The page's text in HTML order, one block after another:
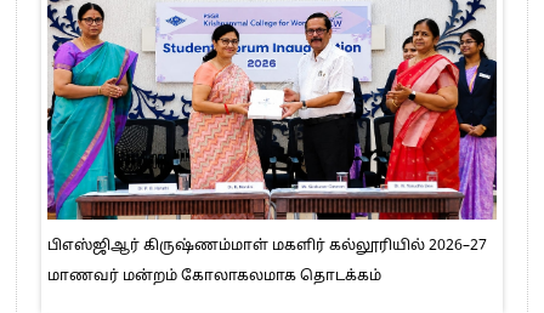
பிஎஸ்ஜிஆர் கிருஷ்ணம்மாள் மகளிர் கல்லூரியில் 2026–27
மாணவர் மன்றம் கோலாகலமாக தொடக்கம்